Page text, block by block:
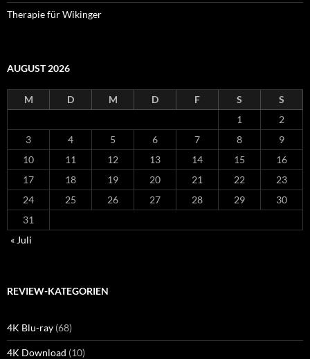
Therapie für Wikinger
AUGUST 2026
M D M D F S
S
1
2
3
4 5 6 7 8
9
10
11 12 13 14 15
16
17
18 19 20 21 22
23
24
25 26 27 28 29
30
31
« Juli
REVIEW-KATEGORIEN
4K Blu-ray (68)
4K Download (10)